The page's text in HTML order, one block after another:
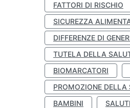
FATTORI DI RISCHIO
SICUREZZA
DIFFERENZE DI
TUTELA DELLA
BIOMARCATORI
PROMOZIONE DELLA
BAMBINI